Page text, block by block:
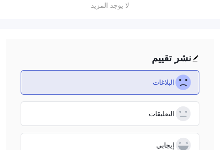
لا يوجد المزيد
نشر تقييم
البلاغات
التعليقات
إيجابي